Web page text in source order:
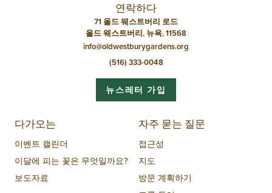
연락하다
71 올드 웨스트버리 로드
올드 웨스트버리, 뉴욕, 11568
info@oldwestburygardens.org
(516) 333-0048
뉴스레터 가입
다가오는
이벤트 캘린더
이달에 피는 꽃은 무엇일까요?
보도자료
자주 묻는 질문
접근성
지도
방문 계획하기